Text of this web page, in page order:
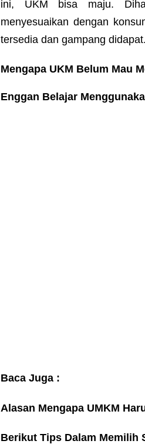
ini, UKM bisa maju.
menyesuaikan dengan
tersedia dan gampang didapat.
Mengapa UKM Belum Mau
Enggan Belajar
Baca Juga :
Alasan Mengapa UMKM
Berikut Tips Dalam Memilih